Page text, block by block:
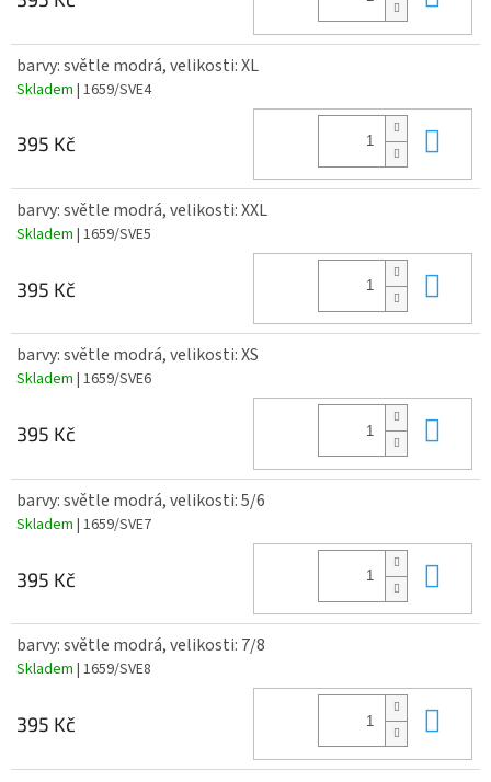
barvy: světle modrá, velikosti: XL
Skladem | 1659/SVE4
395 Kč
barvy: světle modrá, velikosti: XXL
Skladem | 1659/SVE5
395 Kč
barvy: světle modrá, velikosti: XS
Skladem | 1659/SVE6
395 Kč
barvy: světle modrá, velikosti: 5/6
Skladem | 1659/SVE7
395 Kč
barvy: světle modrá, velikosti: 7/8
Skladem | 1659/SVE8
395 Kč